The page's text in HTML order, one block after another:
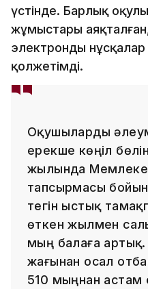
үстінде. Барлық
жұмыстары
электронды
қолжетімді.
Оқушыларды
ерекше көңіл
жылында
тапсырмасы
тегін ыстық
өткен жылмен
мың балаға
жағынан осал
510 мыңнан астам